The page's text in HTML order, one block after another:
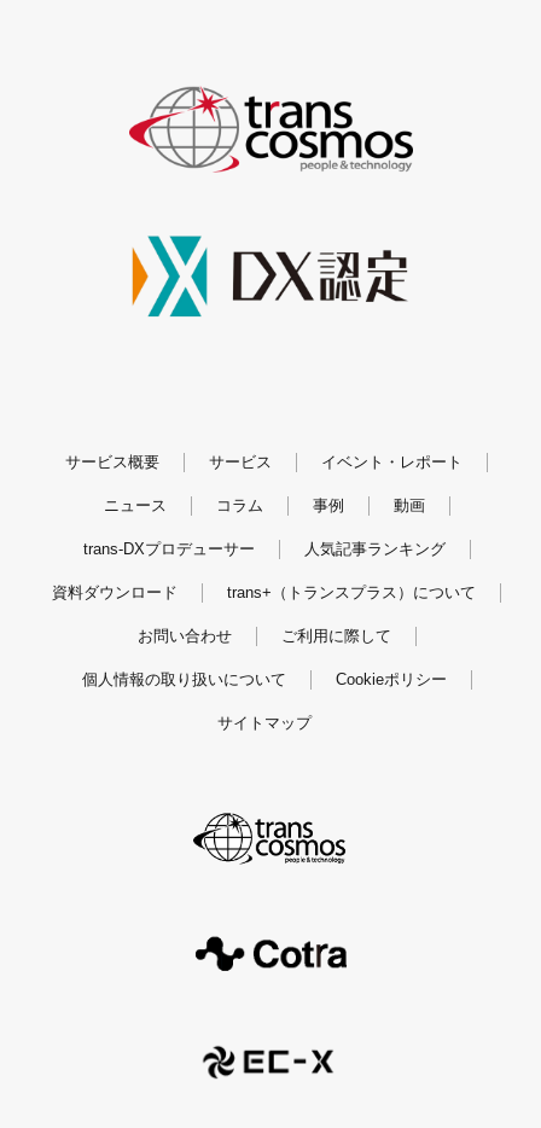
サービス概要 サービス イベント・レポート
ニュース コラム 事例 動画
trans-DXプロデューサー 人気記事ランキング
資料ダウンロード trans+（トランスプラス）について
お問い合わせ ご利用に際して
個人情報の取り扱いについて Cookieポリシー
サイトマップ